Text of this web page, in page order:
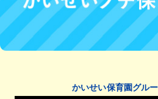
かいせい保育園グル